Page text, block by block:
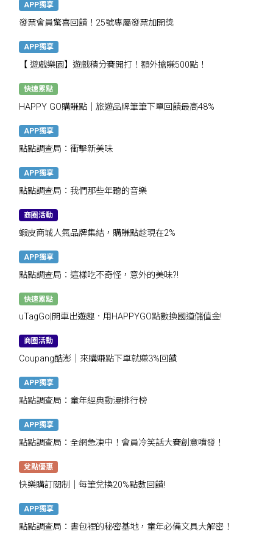
APP獨享
發票會員驚喜回饋！25號專屬發票加開獎
APP獨享
【 遊戲樂園】遊戲積分賽開打！額外搶賺500點！
快速累點
HAPPY GO購賺點｜旅遊品牌筆筆下單回饋最高48%
APP獨享
點點調查局：衝擊新美味
APP獨享
點點調查局：我們那些年聽的音樂
商圈活動
蝦皮商城人氣品牌集結，購賺點趁現在2%
APP獨享
點點調查局：這樣吃不奇怪，意外的美味?!
快速累點
uTagGo|開車出遊趣．用HAPPYGO點數換國道儲值金!
商圈活動
Coupang酷澎｜來購賺點下單就賺3%回饋
APP獨享
點點調查局：童年經典動漫排行榜
APP獨享
點點調查局：全網急凍中！會員冷笑話大賽創意噴發！
兌點優惠
快樂購訂閱制｜每筆兌換20%點數回饋!
APP獨享
點點調查局：書包裡的秘密基地，童年必備文具大解密！